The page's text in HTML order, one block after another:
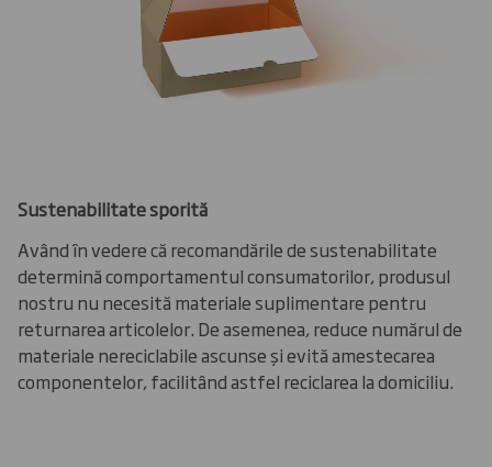
Sustenabilitate sporită
Având în vedere că recomandările de sustenabilitate
determină comportamentul consumatorilor, produsul
nostru nu necesită materiale suplimentare pentru
returnarea articolelor. De asemenea, reduce numărul de
materiale nereciclabile ascunse și evită amestecarea
componentelor, facilitând astfel reciclarea la domiciliu.